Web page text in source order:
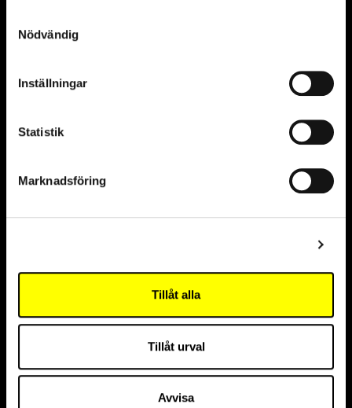
Nödvändig
Inställningar
Statistik
Marknadsföring
Tillåt alla
Tillåt urval
Avvisa
Partners and founders
Partner
Sustainability partner
Innovation partner